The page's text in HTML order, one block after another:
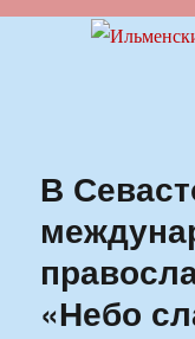
В
«Небо